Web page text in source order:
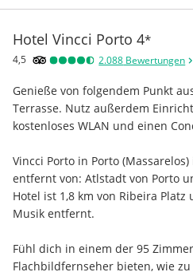
Hotel Vincci Porto 4*
4,5 2.088 Bewertungen
Genieße von folgendem Punkt
Terrasse. Nutz außerdem
kostenloses WLAN und einen
Vincci Porto in Porto
entfernt von: Atlstadt von Porto
Hotel ist 1,8 km von Ribeira Platz
Musik entfernt.
Fühl dich in einem der 95
Flachbildfernseher bieten, wie